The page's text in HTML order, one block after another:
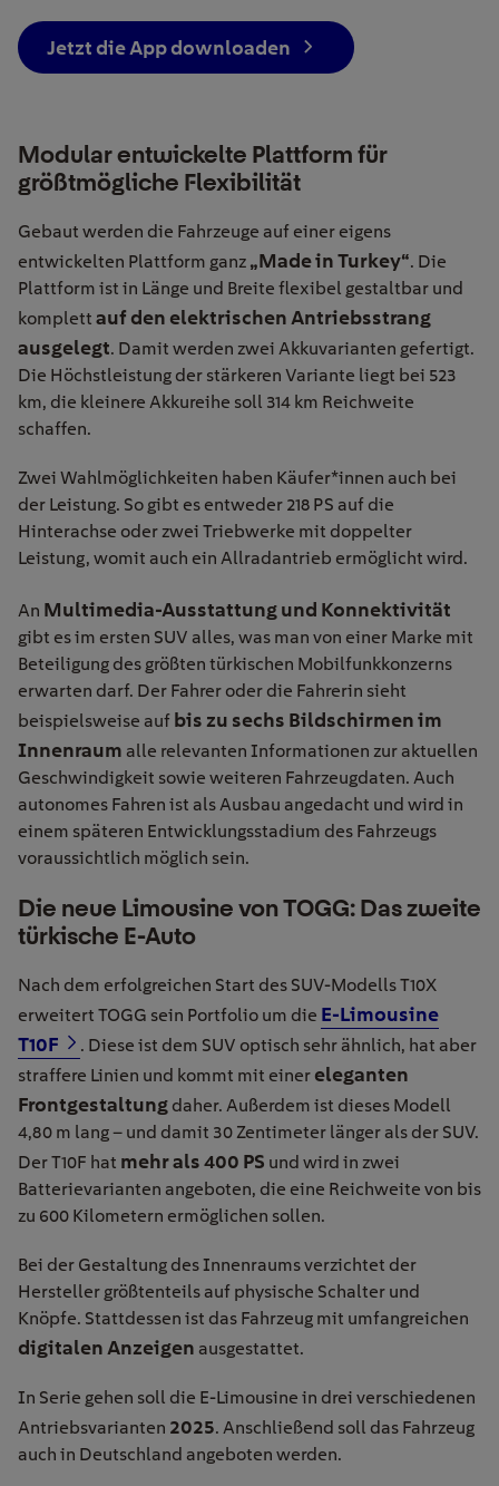
Jetzt die App downloaden
Modular entwickelte Plattform für
größtmögliche Flexibilität
Gebaut werden die Fahrzeuge auf einer eigens
entwickelten Plattform ganz „Made in Turkey“. Die
Plattform ist in Länge und Breite flexibel gestaltbar und
komplett auf den elektrischen Antriebsstrang
ausgelegt. Damit werden zwei Akkuvarianten gefertigt.
Die Höchstleistung der stärkeren Variante liegt bei 523
km, die kleinere Akkureihe soll 314 km Reichweite
schaffen.
Zwei Wahlmöglichkeiten haben Käufer*innen auch bei
der Leistung. So gibt es entweder 218 PS auf die
Hinterachse oder zwei Triebwerke mit doppelter
Leistung, womit auch ein Allradantrieb ermöglicht wird.
An Multimedia-Ausstattung und Konnektivität
gibt es im ersten SUV alles, was man von einer Marke mit
Beteiligung des größten türkischen Mobilfunkkonzerns
erwarten darf. Der Fahrer oder die Fahrerin sieht
beispielsweise auf bis zu sechs Bildschirmen im
Innenraum alle relevanten Informationen zur aktuellen
Geschwindigkeit sowie weiteren Fahrzeugdaten. Auch
autonomes Fahren ist als Ausbau angedacht und wird in
einem späteren Entwicklungsstadium des Fahrzeugs
voraussichtlich möglich sein.
Die neue Limousine von TOGG: Das zweite
türkische E-Auto
Nach dem erfolgreichen Start des SUV-Modells T10X
erweitert TOGG sein Portfolio um die E-Limousine
T10F
. Diese ist dem SUV optisch sehr ähnlich, hat aber
straffere Linien und kommt mit einer eleganten
Frontgestaltung daher. Außerdem ist dieses Modell
4,80 m lang – und damit 30 Zentimeter länger als der SUV.
Der T10F hat mehr als 400 PS und wird in zwei
Batterievarianten angeboten, die eine Reichweite von bis
zu 600 Kilometern ermöglichen sollen.
Bei der Gestaltung des Innenraums verzichtet der
Hersteller größtenteils auf physische Schalter und
Knöpfe. Stattdessen ist das Fahrzeug mit umfangreichen
digitalen Anzeigen ausgestattet.
In Serie gehen soll die E-Limousine in drei verschiedenen
Antriebsvarianten 2025. Anschließend soll das Fahrzeug
auch in Deutschland angeboten werden.